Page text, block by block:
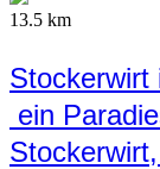
13.5 km
Stockerwirt
ein